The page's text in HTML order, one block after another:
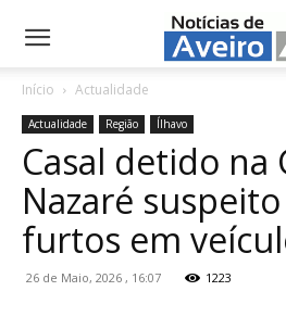
NotíciasdeAveiro.pt
Início Actualidade
Actualidade Região Ílhavo
Casal detido na
Nazaré
furtos em
26 de Maio, 2026 , 16:07 1223